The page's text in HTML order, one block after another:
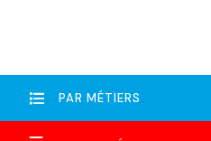
PAR MÉTIERS